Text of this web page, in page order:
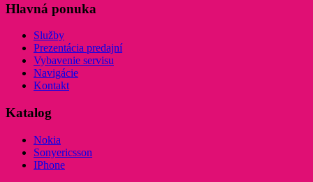
Hlavná ponuka
Služby
Prezentácia predajní
Vybavenie servisu
Navigácie
Kontakt
Katalog
Nokia
Sonyericsson
IPhone